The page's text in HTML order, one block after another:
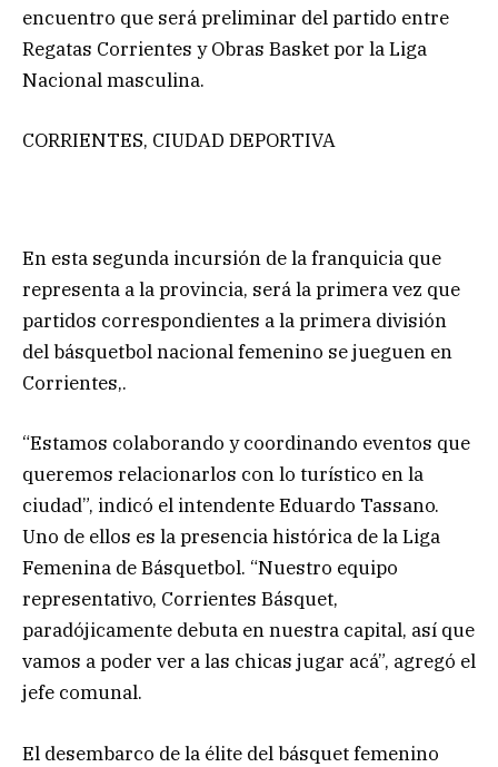
encuentro que será preliminar del partido entre
Regatas Corrientes y Obras Basket por la Liga
Nacional masculina.
CORRIENTES, CIUDAD DEPORTIVA
En esta segunda incursión de la franquicia que
representa a la provincia, será la primera vez que
partidos correspondientes a la primera división
del básquetbol nacional femenino se jueguen en
Corrientes,.
“Estamos colaborando y coordinando eventos que
queremos relacionarlos con lo turístico en la
ciudad”, indicó el intendente Eduardo Tassano.
Uno de ellos es la presencia histórica de la Liga
Femenina de Básquetbol. “Nuestro equipo
representativo, Corrientes Básquet,
paradójicamente debuta en nuestra capital, así que
vamos a poder ver a las chicas jugar acá”, agregó el
jefe comunal.
El desembarco de la élite del básquet femenino